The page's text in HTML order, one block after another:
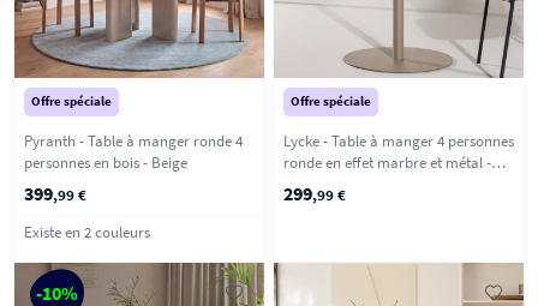
Offre spéciale
Pyranth - Table à manger ronde 4
personnes en bois - Beige
399,99 €
Existe en 2 couleurs
Offre spéciale
Lycke - Table à manger 4 personnes
ronde en effet marbre et métal -
Beige
299,99 €
-10%